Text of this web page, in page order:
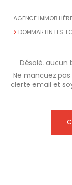
AGENCE
DOMMARTIN LES
Désolé, aucun
Ne manquez
alerte email et